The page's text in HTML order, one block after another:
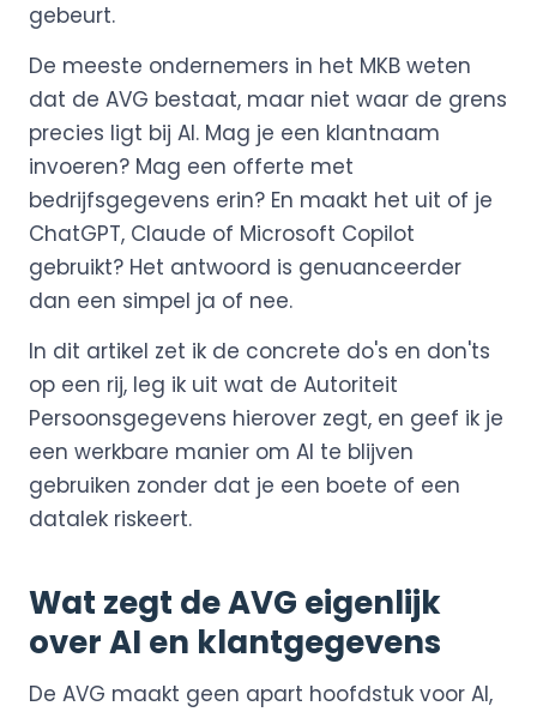
gebeurt.
De meeste ondernemers in het MKB weten
dat de AVG bestaat, maar niet waar de grens
precies ligt bij AI. Mag je een klantnaam
invoeren? Mag een offerte met
bedrijfsgegevens erin? En maakt het uit of je
ChatGPT, Claude of Microsoft Copilot
gebruikt? Het antwoord is genuanceerder
dan een simpel ja of nee.
In dit artikel zet ik de concrete do's en don'ts
op een rij, leg ik uit wat de Autoriteit
Persoonsgegevens hierover zegt, en geef ik je
een werkbare manier om AI te blijven
gebruiken zonder dat je een boete of een
datalek riskeert.
Wat zegt de AVG eigenlijk
over AI en klantgegevens
De AVG maakt geen apart hoofdstuk voor AI,